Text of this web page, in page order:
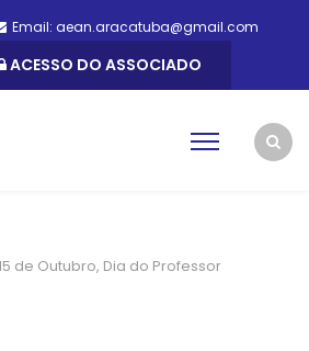
Email: aean.aracatuba@gmail.com
ACESSO DO ASSOCIADO
15 de Outubro, Dia do Professor